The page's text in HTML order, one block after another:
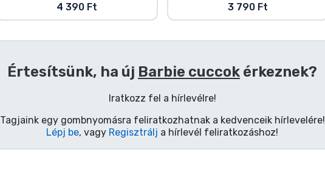
4 390 Ft 3 790 Ft
Értesítsünk, ha új Barbie cuccok érkeznek?
Iratkozz fel a hírlevélre!
Tagjaink egy gombnyomásra feliratkozhatnak a kedvenceik hírlevelére!
Lépj be, vagy Regisztrálj a hírlevél feliratkozáshoz!